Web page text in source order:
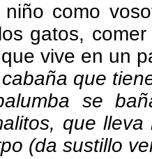
como
gatos,
vive en un
que
se
que
(da sustillo